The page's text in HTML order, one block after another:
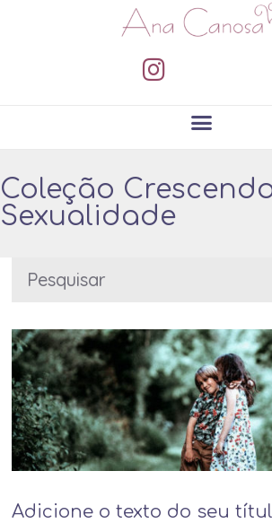
Coleção
Sexualidade
Adicione o texto do seu